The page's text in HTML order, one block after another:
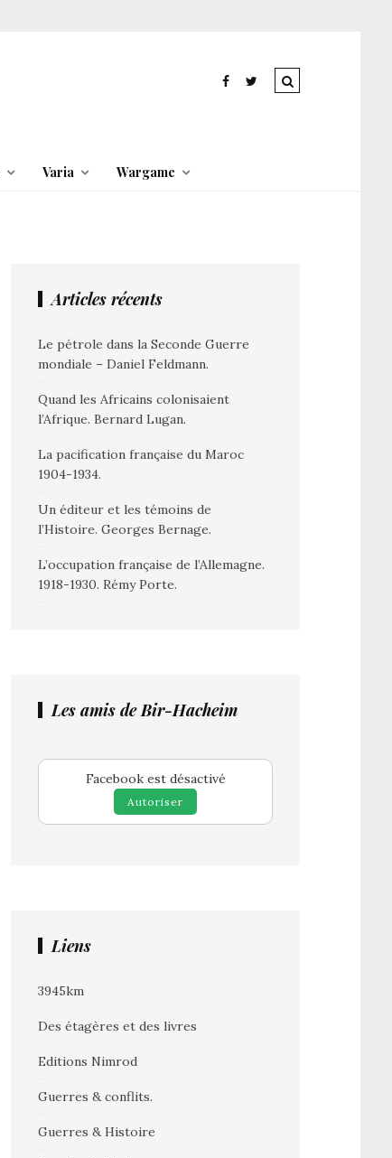
Varia Wargame
Articles récents
Le pétrole dans la Seconde Guerre
mondiale – Daniel Feldmann.
Quand les Africains colonisaient
l’Afrique. Bernard Lugan.
La pacification française du Maroc
1904-1934.
Un éditeur et les témoins de
l’Histoire. Georges Bernage.
L’occupation française de l’Allemagne.
1918-1930. Rémy Porte.
Les amis de Bir-Hacheim
Facebook est désactivé
Autoriser
Liens
3945km
Des étagères et des livres
Editions Nimrod
Guerres & conflits.
Guerres & Histoire